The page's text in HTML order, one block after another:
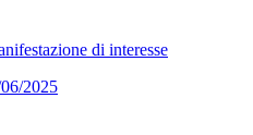
di interesse
2025